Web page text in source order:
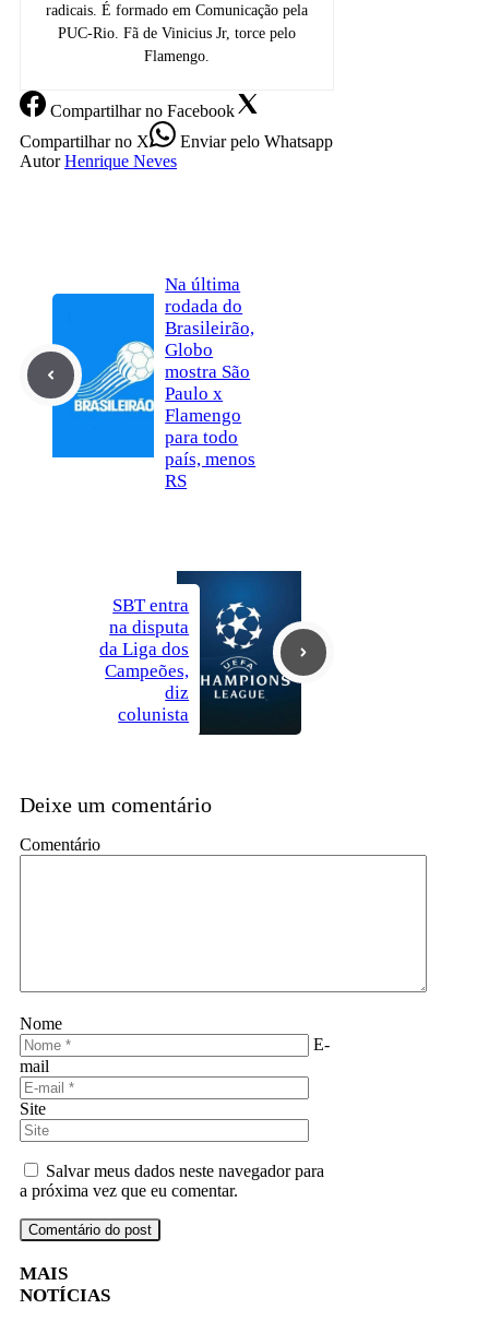
radicais. É formado em Comunicação pela
PUC-Rio. Fã de Vinicius Jr, torce pelo
Flamengo.
Compartilharno Facebook
Compartilharno X Enviarpelo Whatsapp
Autor Henrique Neves
Na última
rodada do
Brasileirão,
Globo
mostra São
Paulo x
Flamengo
para todo
país, menos
RS
SBT entra
na disputa
da Liga dos
Campeões,
diz
colunista
Deixe um comentário
Comentário
Nome
E-
mail
Site
Salvar meus dados neste navegador para
a próxima vez que eu comentar.
MAIS
NOTÍCIAS